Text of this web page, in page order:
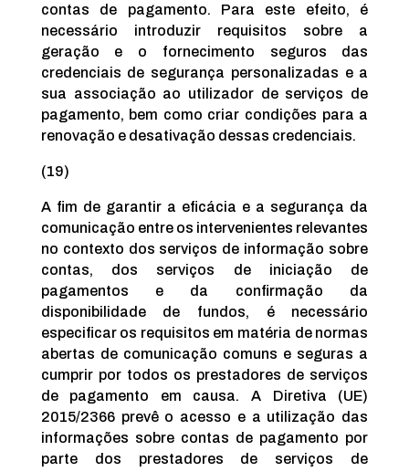
contas de pagamento. Para este efeito, é
necessário introduzir requisitos sobre a
geração e o fornecimento seguros das
credenciais de segurança personalizadas e a
sua associação ao utilizador de serviços de
pagamento, bem como criar condições para a
renovação e desativação dessas credenciais.
(19)
A fim de garantir a eficácia e a segurança da
comunicação entre os intervenientes relevantes
no contexto dos serviços de informação sobre
contas, dos serviços de iniciação de
pagamentos e da confirmação da
disponibilidade de fundos, é necessário
especificar os requisitos em matéria de normas
abertas de comunicação comuns e seguras a
cumprir por todos os prestadores de serviços
de pagamento em causa. A Diretiva (UE)
2015/2366 prevê o acesso e a utilização das
informações sobre contas de pagamento por
parte dos prestadores de serviços de